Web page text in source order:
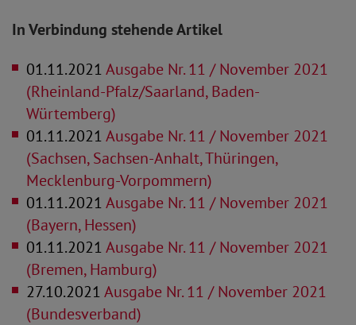
In Verbindung stehende Artikel
01.11.2021Ausgabe Nr. 11 / November 2021
(Rheinland-Pfalz/Saarland, Baden-
Würtemberg)
01.11.2021Ausgabe Nr. 11 / November 2021
(Sachsen, Sachsen-Anhalt, Thüringen,
Mecklenburg-Vorpommern)
01.11.2021Ausgabe Nr. 11 / November 2021
(Bayern, Hessen)
01.11.2021Ausgabe Nr. 11 / November 2021
(Bremen, Hamburg)
27.10.2021Ausgabe Nr. 11 / November 2021
(Bundesverband)